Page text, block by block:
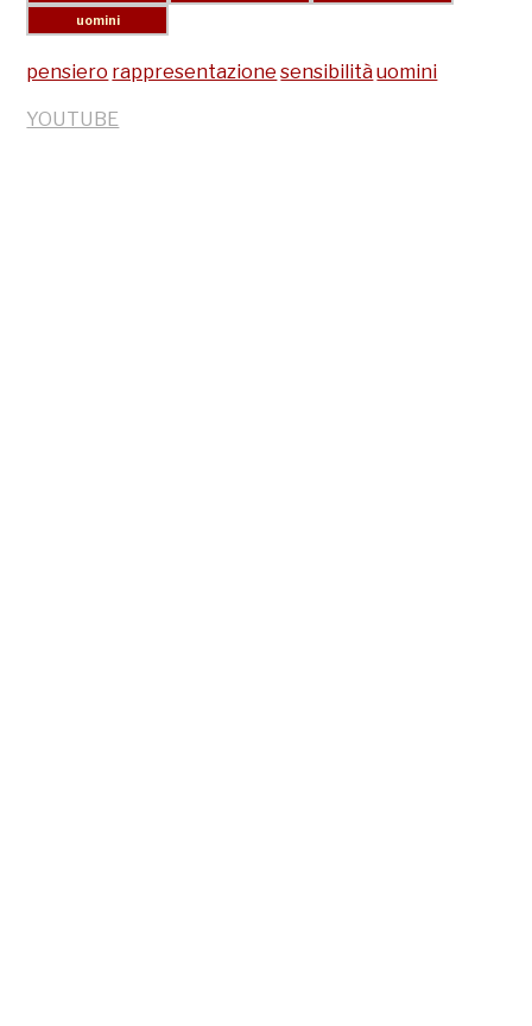
pensiero rappresentazione sensibilitàuomini
YOUTUBE